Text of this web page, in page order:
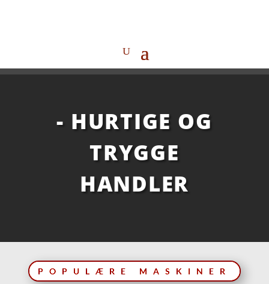
- HURTIGE OG
TRYGGE
HANDLER
POPULÆRE MASKINER